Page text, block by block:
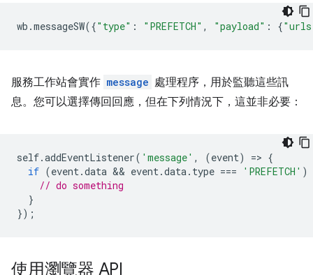
wb .messageSW({"type" : "PREFETCH" , "payload" : {
服務工作站會實作 message 處理程序，用於監聽這些訊
息。您可以選擇傳回回應，但在下列情況下，這並非必要：
self.addEventListener( 'message' , (event) => {
if (event.data && event.data. type === 'PREFETCH' )
// do something
}
});
使用瀏覽器 API